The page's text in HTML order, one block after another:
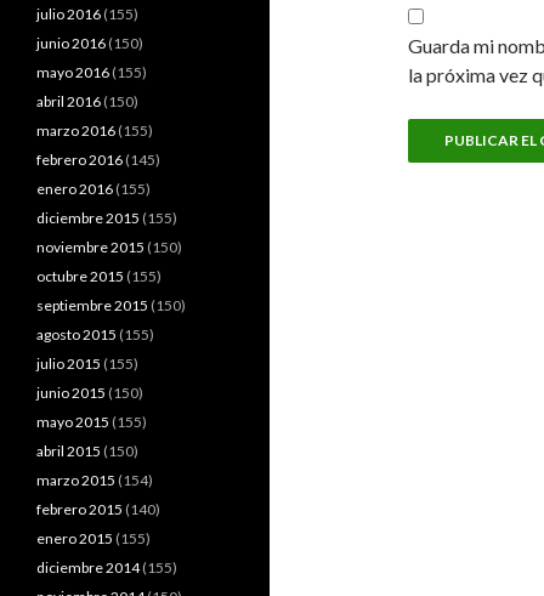
Guarda mi
la próxima vez
julio 2016 (155)
junio 2016 (150)
mayo 2016 (155)
abril 2016 (150)
marzo 2016 (155)
febrero 2016 (145)
enero 2016 (155)
diciembre 2015 (155)
noviembre 2015 (150)
octubre 2015 (155)
septiembre 2015 (150)
agosto 2015 (155)
julio 2015 (155)
junio 2015 (150)
mayo 2015 (155)
abril 2015 (150)
marzo 2015 (154)
febrero 2015 (140)
enero 2015 (155)
diciembre 2014(155)